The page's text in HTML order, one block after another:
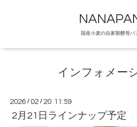
国産小麦の自家製酵母パ
インフォメー
2026 /02 / 20 11:59
2月21日ラインナップ予定